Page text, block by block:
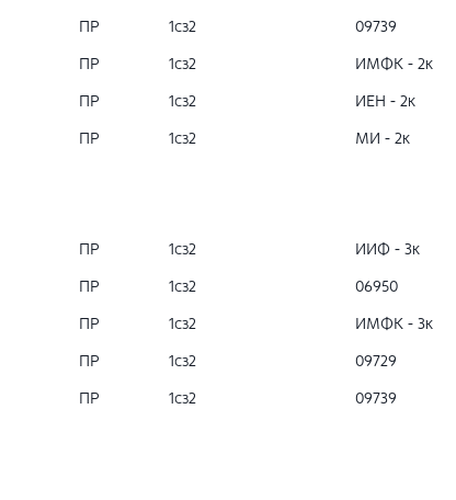
ПР 1сз2 09739
ПР 1сз2 ИМФК - 2к
ПР 1сз2 ИЕН - 2к
ПР 1сз2 МИ - 2к
ПР 1сз2 ИИФ - 3к
ПР 1сз2 06950
ПР 1сз2 ИМФК - 3к
ПР 1сз2 09729
ПР 1сз2 09739